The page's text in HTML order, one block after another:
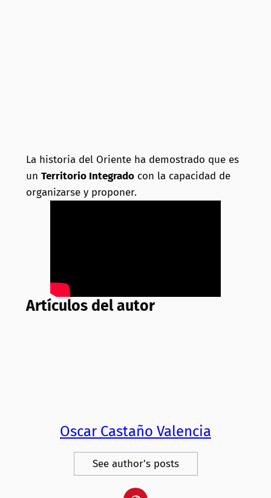
La historia del Oriente ha demostrado que es
un Territorio Integradocon la capacidad de
organizarse y proponer.
Artículos del autor
Oscar Castaño Valencia
See author's posts